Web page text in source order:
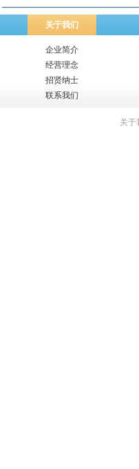
关于我们
企业简介
经营理念
招贤纳士
联系我们
关于